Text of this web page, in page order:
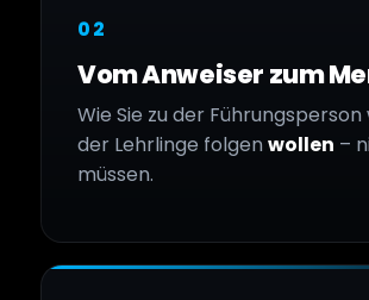
02
Vom Anweiser zum
Wie Sie zu der
der Lehrlinge folgen wollen –
müssen.